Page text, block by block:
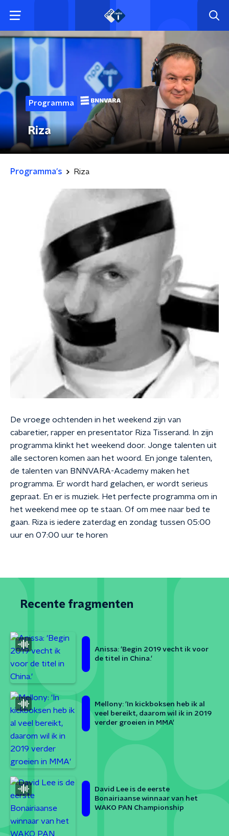
Programma
Riza
Programma's Riza
De vroege ochtenden in het weekend zijn van
cabaretier, rapper en presentator Riza Tisserand. In zijn
programma klinkt het weekend door. Jonge talenten uit
alle sectoren komen aan het woord. En jonge talenten,
de talenten van BNNVARA-Academy maken het
programma. Er wordt hard gelachen, er wordt serieus
gepraat. En er is muziek. Het perfecte programma om in
het weekend mee op te staan. Of om mee naar bed te
gaan. Riza is iedere zaterdag en zondag tussen 05:00
uur en 07:00 uur te horen
Recente fragmenten
Anissa: 'Begin 2019 vecht ik voor
de titel in China.'
Mellony: 'In kickboksen heb ik al
veel bereikt, daarom wil ik in 2019
verder groeien in MMA'
David Lee is de eerste
Bonairiaanse winnaar van het
WAKO PAN Championship